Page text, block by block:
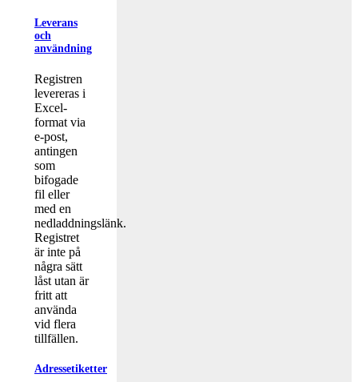
Leverans
och
användning
Registren
levereras i
Excel-
format via
e-post,
antingen
som
bifogade
fil eller
med en
nedladdningslänk.
Registret
är inte på
några sätt
låst utan är
fritt att
använda
vid flera
tillfällen.
Adressetiketter